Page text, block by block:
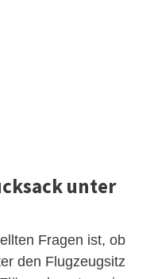
unter
Fragen ist, ob
den Flugzeugsitz